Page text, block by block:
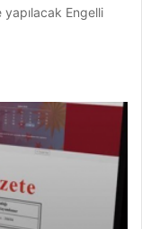
yapılacak Engelli